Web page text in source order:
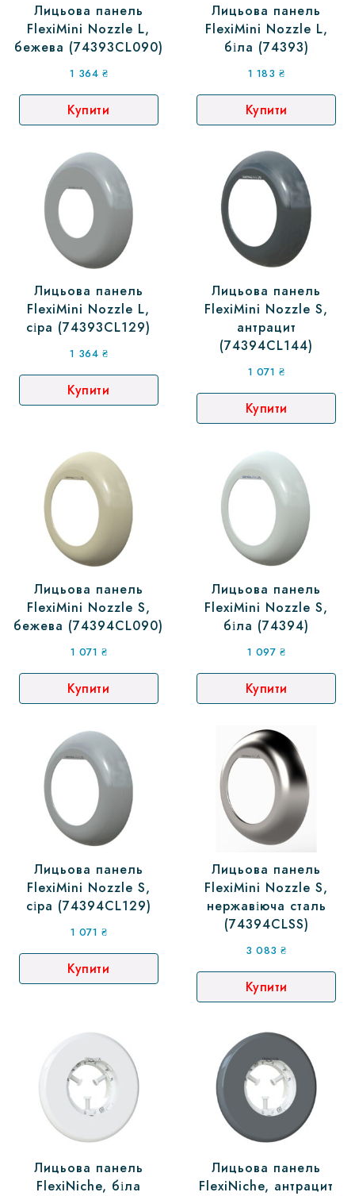
Лицьова панель
FlexiMini Nozzle L,
бежева (74393CL090)
1 364 ₴
Купити
Лицьова панель
FlexiMini Nozzle L,
біла (74393)
1 183 ₴
Купити
Лицьова панель
FlexiMini Nozzle L,
сіра (74393CL129)
1 364 ₴
Купити
Лицьова панель
FlexiMini Nozzle S,
антрацит
(74394CL144)
1 071 ₴
Купити
Лицьова панель
FlexiMini Nozzle S,
бежева (74394CL090)
1 071 ₴
Купити
Лицьова панель
FlexiMini Nozzle S,
біла (74394)
1 097 ₴
Купити
Лицьова панель
FlexiMini Nozzle S,
сіра (74394CL129)
1 071 ₴
Купити
Лицьова панель
FlexiMini Nozzle S,
нержавіюча сталь
(74394CLSS)
3 083₴
Купити
Лицьова панель
FlexiNiche, біла
Лицьова панель
FlexiNiche, антрацит